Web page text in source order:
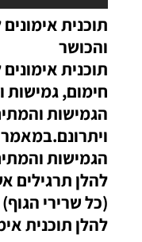
תוכנית
והכושר
תוכנית
חימום, גמישות
הגמישות
הגמישות
להלן תרגילים
(כל שרירי הגוף)
להלן תוכנית